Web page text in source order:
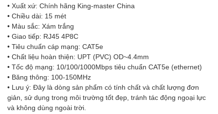
• Xuất xứ: Chính hãng King-master China
• Chiều dài: 15 mét
• Màu sắc: Xám trắng
• Giao tiếp: RJ45 4P8C
• Tiêu chuẩn cáp mạng: CAT5e
• Chất liệu hoàn thiện: UPT (PVC) OD~4.4mm
• Tốc độ mạng: 10/100/1000Mbps tiêu chuẩn CAT5e (ethernet)
• Băng thông: 100-150MHz
• Lưu ý: Đây là dòng sản phẩm có tính chất và chất lượng đơn
giản, sử dụng trong môi trường tốt đẹp, tránh tác động ngoại lực
và không dùng ngoài trời.